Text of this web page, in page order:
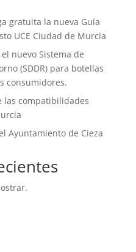
gratuita la nueva Guía
UCE Ciudad de Murcia
nuevo Sistema de
(SDDR) para botellas
consumidores.
las compatibilidades
Ayuntamiento de Cieza